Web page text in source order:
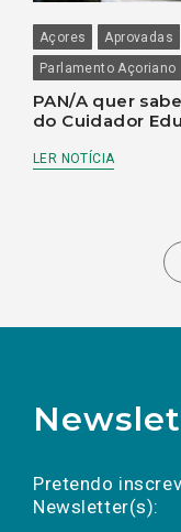
Açores Aprovadas
Parlamento Açoriano
PAN/A quer
do Cuidador
LER NOTÍCIA
Pretendo
Newsletter(s):
a(s)
mail